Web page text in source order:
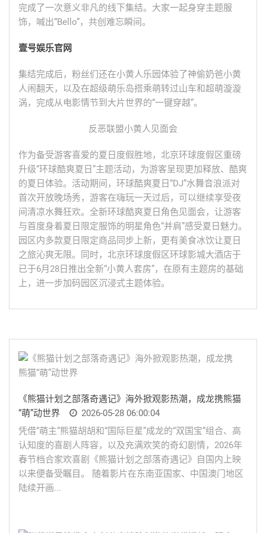
完成了一次意义非凡的线下集结。大家一起身穿主题服
饰，喊出“Bello”，共创难忘瞬间。
壹号娱乐官网
集结完成后，粉丝们还在小黄人乐园体验了神偷奶爸小黄
人闹翻天，以及在超级萌乐岛搭乘萌转过山车和超萌漩漩
涡，完成从电影情节到大片世界的“一键穿越”。
反恶联盟小黄人见面会
作为备受游客喜爱的夏日度假胜地，北京环球度假区重磅
升级“环球酷爽夏日”主题活动，为游客呈现更加释放、酷爽
的夏日体验。活动期间，环球酷爽夏日“DJ”水舞音浪派对
首次开放晚场秀，游客在嗨玩一天过后，可以继续享受夜
间清凉水舞狂欢。全新环球酷爽夏日角色见面会，让游客
与首度身着夏日限定服饰的明星角色“并肩”感受夏日魅力。
园区内多款夏日限定商品同步上新，更有美食冰饮让夏日
之旅沁爽无限。同时，北京环球度假区环球影城大酒店于
已于6月28日推出全新“小黄人套房”，在原有主题房的基础
上，进一步加码园区沉浸式主题体验。
《熊猫计划之部落奇遇记》海外掀观影热潮，成龙携熊猫
“萌”动世界
2026-05-28 06:00:04
凭借“萌主”熊猫胡胡和“国际巨星”成龙的“双国宝”组合、高
认知度的喜剧人阵容，以及充满欢笑的奇幻剧情，2026年
春节档合家欢喜剧《熊猫计划之部落奇遇记》自国内上映
以来便备受瞩目。 随着影片在东南亚国家、中国澳门地区
陆续开画...